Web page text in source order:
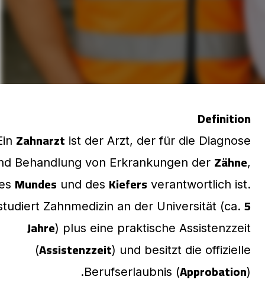
Definition
Zahnarzt ist der Arzt, der für die Diagnose
Behandlung von Erkrankungen der Zähne,
Mundes und des Kiefers verantwortlich ist.
Zahnmedizin an der Universität (ca. 5
Jahre) plus eine praktische Assistenzzeit
(Assistenzzeit) und besitzt die offizielle
Berufserlaubnis (Approbation).